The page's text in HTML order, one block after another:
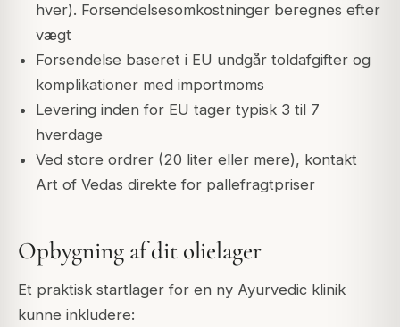
hver). Forsendelsesomkostninger beregnes efter
vægt
Forsendelse baseret i EU undgår toldafgifter og
komplikationer med importmoms
Levering inden for EU tager typisk 3 til 7
hverdage
Ved store ordrer (20 liter eller mere), kontakt
Art of Vedas direkte for pallefragtpriser
Opbygning af dit olielager
Et praktisk startlager for en ny Ayurvedic klinik
kunne inkludere: